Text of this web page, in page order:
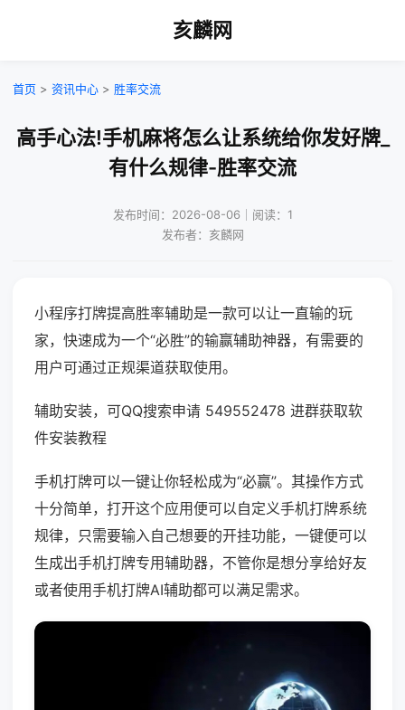
亥麟网
首页 > 资讯中心 > 胜率交流
高手心法!手机麻将怎么让系统给你发好牌_
有什么规律-胜率交流
发布时间：2026-08-06｜阅读：1
发布者：亥麟网
小程序打牌提高胜率辅助是一款可以让一直输的玩
家，快速成为一个“必胜”的输赢辅助神器，有需要的
用户可通过正规渠道获取使用。
辅助安装，可QQ搜索申请 549552478 进群获取软
件安装教程
手机打牌可以一键让你轻松成为“必赢”。其操作方式
十分简单，打开这个应用便可以自定义手机打牌系统
规律，只需要输入自己想要的开挂功能，一键便可以
生成出手机打牌专用辅助器，不管你是想分享给好友
或者使用手机打牌AI辅助都可以满足需求。